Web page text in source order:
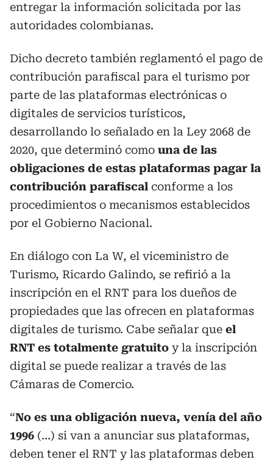
entregar la información solicitada por las
autoridades colombianas.
Dicho decreto también reglamentó el pago de
contribución parafiscal para el turismo por
parte de las plataformas electrónicas o
digitales de servicios turísticos,
desarrollando lo señalado en la Ley 2068 de
2020, que determinó como una de las
obligaciones de estas plataformas pagar la
contribución parafiscal conforme a los
procedimientos o mecanismos establecidos
por el Gobierno Nacional.
En diálogo con La W, el viceministro de
Turismo, Ricardo Galindo, se refirió a la
inscripción en el RNT para los dueños de
propiedades que las ofrecen en plataformas
digitales de turismo. Cabe señalar que el
RNT es totalmente gratuito y la inscripción
digital se puede realizar a través de las
Cámaras de Comercio.
“No es una obligación nueva, venía del año
1996 (…) si van a anunciar sus plataformas,
deben tener el RNT y las plataformas deben